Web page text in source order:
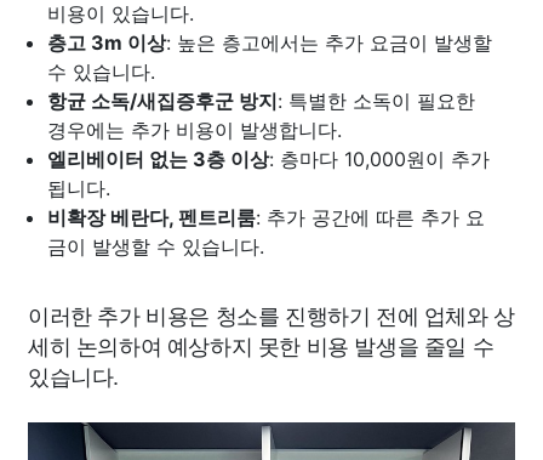
비용이 있습니다.
층고 3m 이상: 높은 층고에서는 추가 요금이 발생할
수 있습니다.
항균 소독/새집증후군 방지: 특별한 소독이 필요한
경우에는 추가 비용이 발생합니다.
엘리베이터 없는 3층 이상: 층마다 10,000원이 추가
됩니다.
비확장 베란다, 펜트리룸: 추가 공간에 따른 추가 요
금이 발생할 수 있습니다.
이러한 추가 비용은 청소를 진행하기 전에 업체와 상
세히 논의하여 예상하지 못한 비용 발생을 줄일 수
있습니다.